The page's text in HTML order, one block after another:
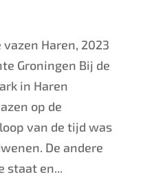
Haren, 2023
Groningen Bij de
in Haren
op de
van de tijd was
De andere
staat en...